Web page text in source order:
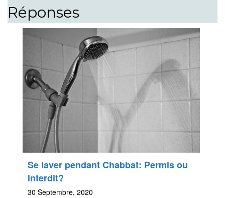
Réponses
Se laver pendant Chabbat: Permis ou
interdit?
30 Septembre, 2020